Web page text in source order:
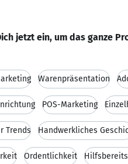
jetzt ein, um das ganze
Warenpräsentation
POS-Marketing
Trends Handwerkliches
Ordentlichkeit